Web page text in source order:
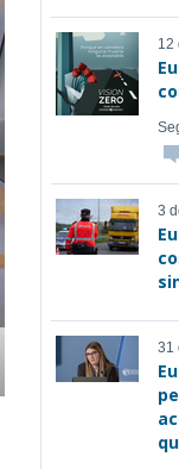
12
3
31